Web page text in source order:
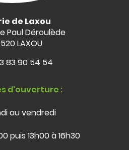
de Laxou
Paul Déroulède
LAXOU
83 90 54 54
d'ouverture :
au vendredi
puis 13h00 à 16h30